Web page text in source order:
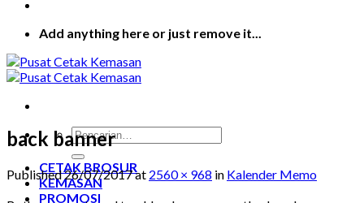
Add anything here or just remove it...
Pencarian
untuk:
CETAK BROSUR
KEMASAN
PROMOSI
back banner
Published26/07/2017at 2560 × 968 in Kalender Memo